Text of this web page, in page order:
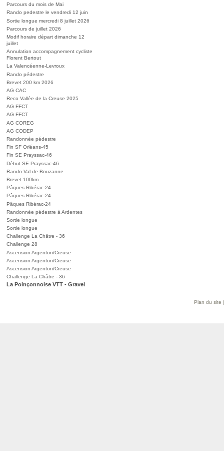
Parcours du mois de Mai
Rando pedestre le vendredi 12 juin
Sortie longue mercredi 8 juillet 2026
Parcours de juillet 2026
Modif horaire départ dimanche 12
juillet
Annulation accompagnement cycliste
Florent Bertout
La Valencéenne-Levroux
Rando pédestre
Brevet 200 km 2026
AG CAC
Reco Vallée de la Creuse 2025
AG FFCT
AG FFCT
AG COREG
AG CODEP
Randonnée pédestre
Fin SF Orléans-45
Fin SE Prayssac-46
Début SE Prayssac-46
Rando Val de Bouzanne
Brevet 100km
Pâques Ribérac-24
Pâques Ribérac-24
Pâques Ribérac-24
Randonnée pédestre à Ardentes
Sortie longue
Sortie longue
Challenge La Châtre - 36
Challenge 28
Ascension Argenton/Creuse
Ascension Argenton/Creuse
Ascension Argenton/Creuse
Challenge La Châtre - 36
La Poinçonnoise VTT - Gravel
Plan du site